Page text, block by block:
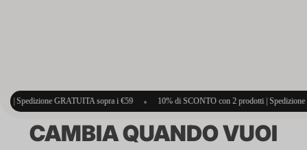
i €59 • 10% di SCONTO con 2 prodotti | Spedizione GRATUITA sopra i €59 •
CAMBIA QUANDO VUOI